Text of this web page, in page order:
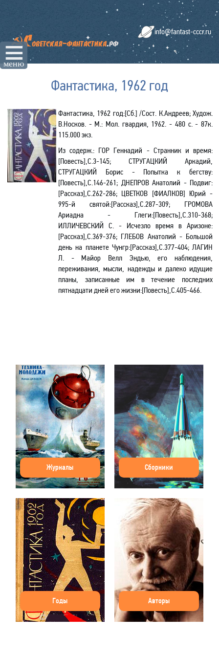
☰
меню
info@fantast-cccr.ru
Фантастика, 1962 год
Фантастика, 1962 год:[Cб.] /Сост. К.Андреев; Худож.
В.Носков. - М.: Мол. гвардия, 1962. - 480 с. - 87к.
115.000 экз.
Из содерж.: ГОР Геннадий - Странник и время:
[Повесть],C.3-145; СТРУГАЦКИЙ Аркадий,
СТРУГАЦКИЙ Борис - Попытка к бегству:
[Повесть],C.146-261; ДНЕПРОВ Анатолий - Подвиг:
[Рассказ],C.262-286; ЦВЕТКОВ [ФИАЛКОВ] Юрий -
995-й святой:[Рассказ],C.287-309; ГРОМОВА
Ариадна - Глеги:[Повесть],C.310-368;
ИЛЛИЧЕВСКИЙ С. - Исчезло время в Аризоне:
[Рассказ],C.369-376; ГЛЕБОВ Анатолий - Большой
день на планете Чунгр:[Рассказ],C.377-404; ЛАГИН
Л. - Майор Велл Эндью, его наблюдения,
переживания, мысли, надежды и далеко идущие
планы, записанные им в течение последних
пятнадцати дней его жизни:[Повесть],С.405-466.
Журналы Сборники
Годы Авторы